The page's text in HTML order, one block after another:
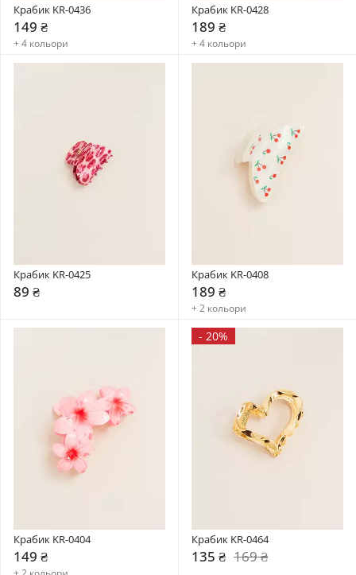
Крабик KR-0436
149 ₴
+ 4 кольори
Крабик KR-0428
189 ₴
+ 4 кольори
Крабик KR-0425
89 ₴
Крабик KR-0408
189 ₴
+ 2 кольори
Крабик KR-0404
149 ₴
- 20%
Крабик KR-0464
135 ₴ 169 ₴